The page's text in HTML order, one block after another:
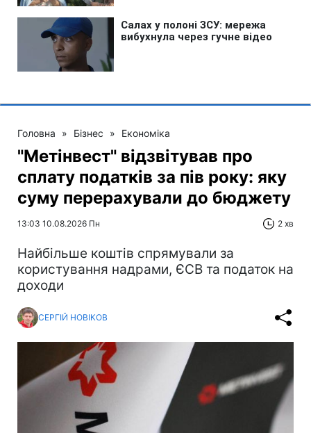
Головна » Бізнес » Економіка
"Метінвест" відзвітував про
сплату податків за пів року: яку
суму перерахували до бюджету
13:03 10.08.2026 Пн 2 хв
Найбільше коштів спрямували за
користування надрами, ЄСВ та податок на
доходи
СЕРГІЙ НОВІКОВ